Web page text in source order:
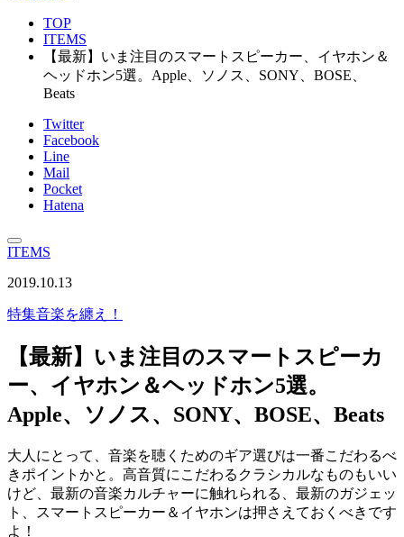
TOP
ITEMS
【最新】いま注目のスマートスピーカー、イヤホン＆
ヘッドホン5選。Apple、ソノス、SONY、BOSE、
Beats
Twitter
Facebook
Line
Mail
Pocket
Hatena
ITEMS
2019.10.13
特集音楽を纏え！
【最新】いま注目のスマートスピーカ
ー、イヤホン＆ヘッドホン5選。
Apple、ソノス、SONY、BOSE、Beats
大人にとって、音楽を聴くためのギア選びは一番こだわるべ
きポイントかと。高音質にこだわるクラシカルなものもいい
けど、最新の音楽カルチャーに触れられる、最新のガジェッ
ト、スマートスピーカー＆イヤホンは押さえておくべきです
よ！